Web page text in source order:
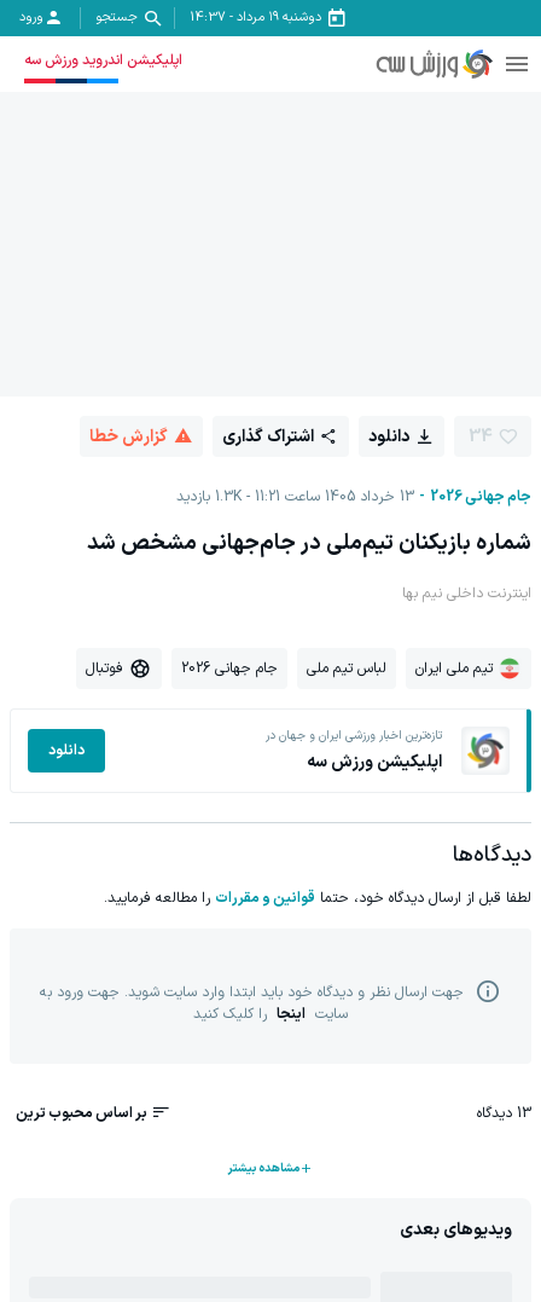
دوشنبه ۱۹ مرداد -
14:37 جستجو ورود
اپلیکیشن اندروید ورزش سه
جام جهانی 2026 13 خرداد 1405 ساعت 11:21 1.3K بازدید
34 دانلود اشتراک گذاری گزارش خطا
شماره‌ بازیکنان تیم‌ملی در جام‌جهانی مشخص شد
اینترنت داخلی نیم بها
تیم ملی ایران لباس تیم ملی جام جهانی 2026 فوتبال
تازه‌ترین اخبار ورزشی ایران و جهان در
اپلیکیشن ورزش سه دانلود
دیدگاه‌ها
لطفا قبل از ارسال دیدگاه خود، حتما قوانین و مقررات را مطالعه فرمایید.
جهت ارسال نظر و دیدگاه خود باید ابتدا وارد سایت شوید. جهت ورود به
سایت اینجا را کلیک کنید
13 دیدگاه بر اساس محبوب ترین
مشاهده بیشتر
ویدیوهای بعدی